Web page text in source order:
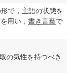
で， 主語の状態を
用い， 書き言葉で
の気性を持つべき